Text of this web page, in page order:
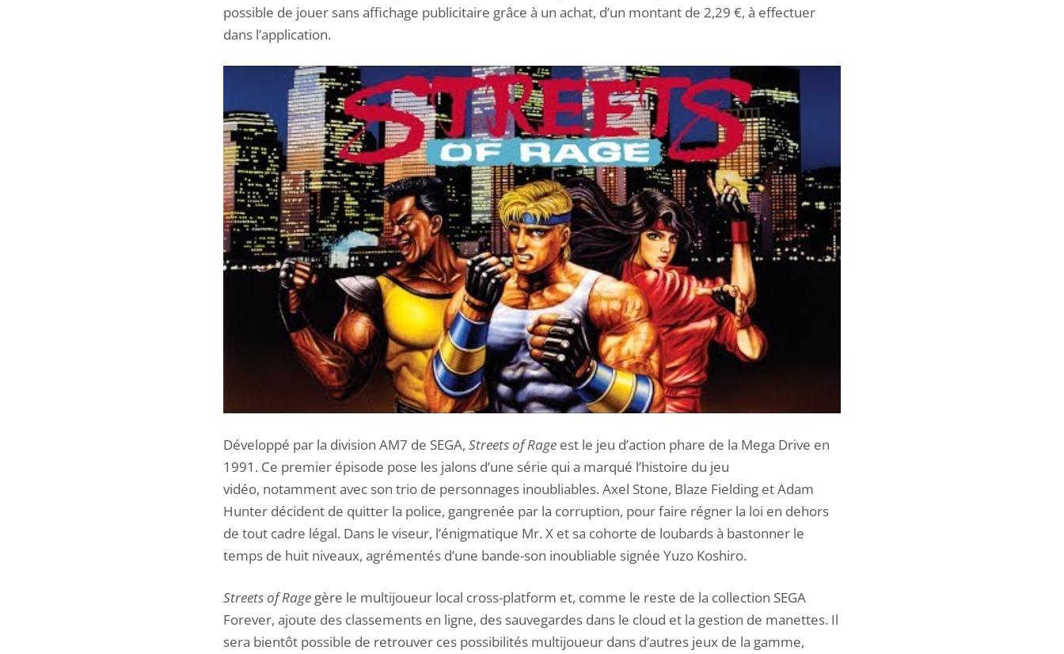
possible de jouer sans affichage publicitaire grâce à un achat, d’un montant de 2,29 €, à effectuer
dans l’application.
Développé par la division AM7 de SEGA, Streets of Rage est le jeu d’action phare de la Mega Drive en
1991. Ce premier épisode pose les jalons d’une série qui a marqué l’histoire du jeu
vidéo, notamment avec son trio de personnages inoubliables. Axel Stone, Blaze Fielding et Adam
Hunter décident de quitter la police, gangrenée par la corruption, pour faire régner la loi en dehors
de tout cadre légal. Dans le viseur, l’énigmatique Mr. X et sa cohorte de loubards à bastonner le
temps de huit niveaux, agrémentés d’une bande-son inoubliable signée Yuzo Koshiro.
Streets of Rage gère le multijoueur local cross-platform et, comme le reste de la collection SEGA
Forever, ajoute des classements en ligne, des sauvegardes dans le cloud et la gestion de manettes. Il
sera bientôt possible de retrouver ces possibilités multijoueur dans d’autres jeux de la gamme,